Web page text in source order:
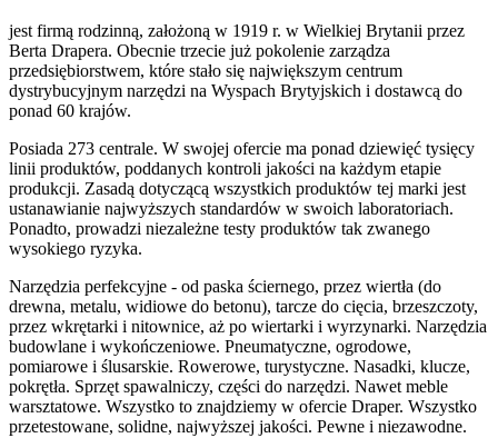
jest firmą rodzinną, założoną w 1919 r. w Wielkiej Brytanii przez
Berta Drapera. Obecnie trzecie już pokolenie zarządza
przedsiębiorstwem, które stało się największym centrum
dystrybucyjnym narzędzi na Wyspach Brytyjskich i dostawcą do
ponad 60 krajów.
Posiada 273 centrale. W swojej ofercie ma ponad dziewięć tysięcy
linii produktów, poddanych kontroli jakości na każdym etapie
produkcji. Zasadą dotyczącą wszystkich produktów tej marki jest
ustanawianie najwyższych standardów w swoich laboratoriach.
Ponadto, prowadzi niezależne testy produktów tak zwanego
wysokiego ryzyka.
Narzędzia perfekcyjne - od paska ściernego, przez wiertła (do
drewna, metalu, widiowe do betonu), tarcze do cięcia, brzeszczoty,
przez wkrętarki i nitownice, aż po wiertarki i wyrzynarki. Narzędzia
budowlane i wykończeniowe. Pneumatyczne, ogrodowe,
pomiarowe i ślusarskie. Rowerowe, turystyczne. Nasadki, klucze,
pokrętła. Sprzęt spawalniczy, części do narzędzi. Nawet meble
warsztatowe. Wszystko to znajdziemy w ofercie Draper. Wszystko
przetestowane, solidne, najwyższej jakości. Pewne i niezawodne.